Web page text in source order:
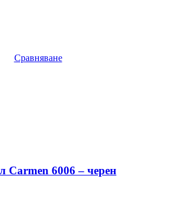
Сравняване
Carmen 6006 – черен